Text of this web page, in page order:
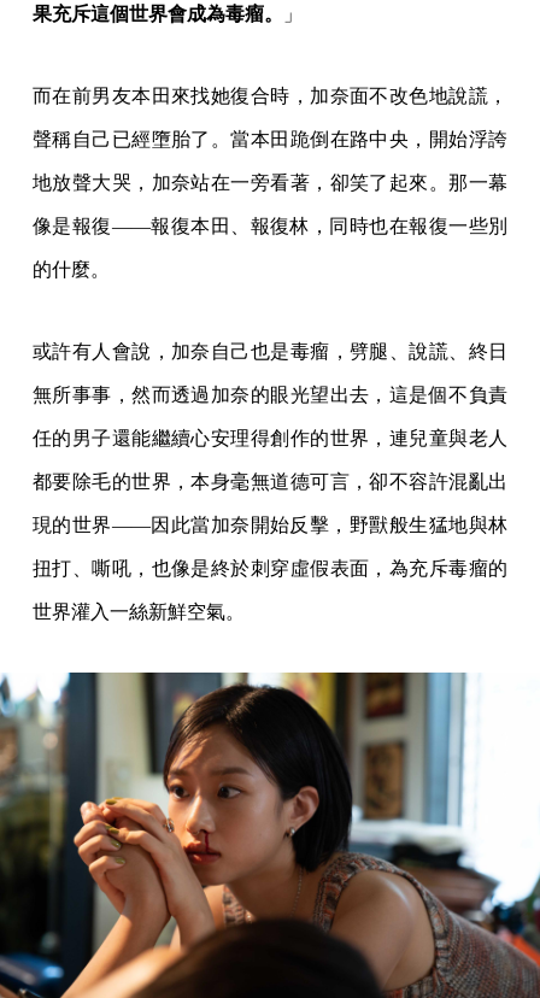
果充斥這個世界會成為毒瘤。 」
而在前男友本田來找她復合時，加奈面不改色地說謊，
聲稱自己已經墮胎了。當本田跪倒在路中央，開始浮誇
地放聲大哭，加奈站在一旁看著，卻笑了起來。那一幕
像是報復——報復本田、報復林，同時也在報復一些別
的什麼。
或許有人會說，加奈自己也是毒瘤，劈腿、說謊、終日
無所事事，然而透過加奈的眼光望出去，這是個不負責
任的男子還能繼續心安理得創作的世界，連兒童與老人
都要除毛的世界，本身毫無道德可言，卻不容許混亂出
現的世界——因此當加奈開始反擊，野獸般生猛地與林
扭打、嘶吼，也像是終於刺穿虛假表面，為充斥毒瘤的
世界灌入一絲新鮮空氣。